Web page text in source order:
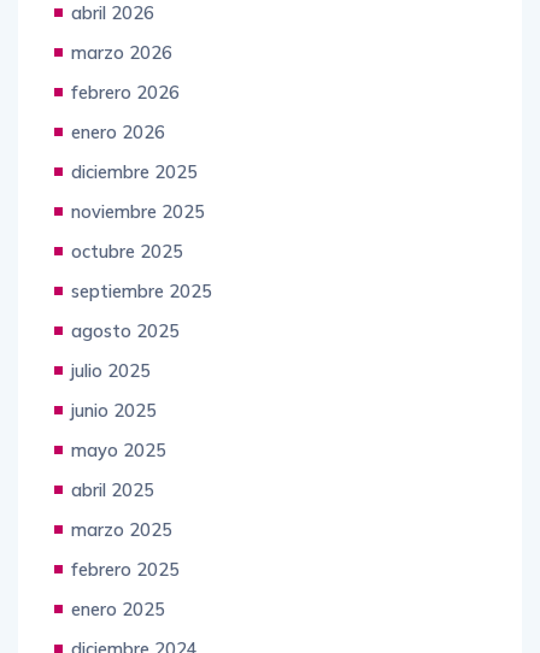
abril 2026
marzo 2026
febrero 2026
enero 2026
diciembre 2025
noviembre 2025
octubre 2025
septiembre 2025
agosto 2025
julio 2025
junio 2025
mayo 2025
abril 2025
marzo 2025
febrero 2025
enero 2025